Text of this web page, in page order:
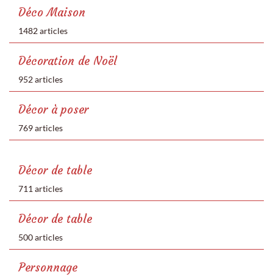
Déco Maison
1482 articles
Décoration de Noël
952 articles
Décor à poser
769 articles
Décor de table
711 articles
Décor de table
500 articles
Personnage